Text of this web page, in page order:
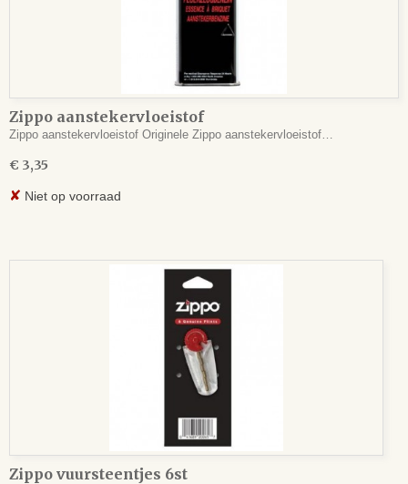
Zippo aanstekervloeistof
Zippo aanstekervloeistof Originele Zippo aanstekervloeistof…
€ 3,35
✘ Niet op voorraad
Zippo vuursteentjes 6st